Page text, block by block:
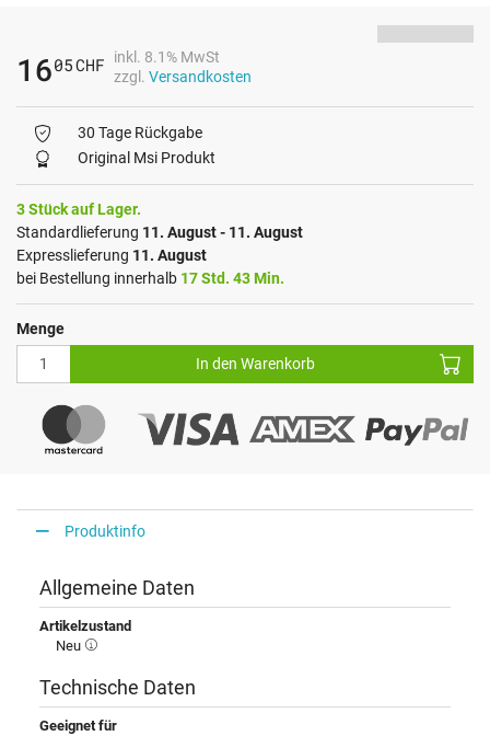
1605CHF
inkl. 8.1% MwSt
zzgl. Versandkosten
30 Tage Rückgabe
Original Msi Produkt
3 Stück auf Lager.
Standardlieferung 11. August - 11. August
Expresslieferung 11. August
bei Bestellung innerhalb 17 Std. 43 Min.
Menge
In den Warenkorb
Produktinfo
Allgemeine Daten
Artikelzustand
Neu
Technische Daten
Geeignet für